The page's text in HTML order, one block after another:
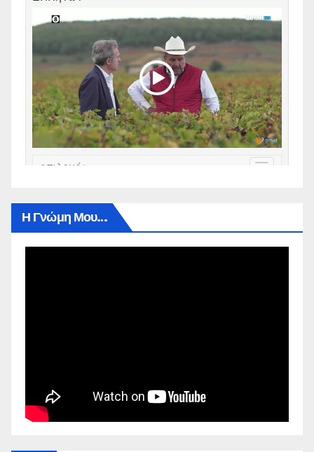
Η Γνώμη Μου…